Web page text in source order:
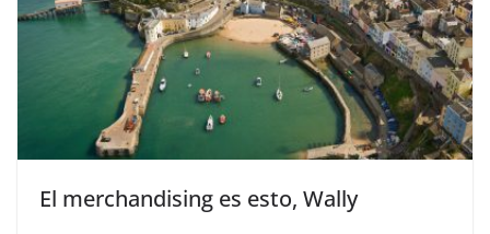
El merchandising es esto, Wally